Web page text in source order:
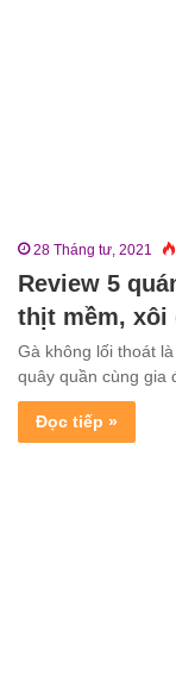
28 Tháng tư, 2021
Review 5
thịt mềm, xôi
Gà không lối thoát
quây quần cùng gia
Đọc tiếp »